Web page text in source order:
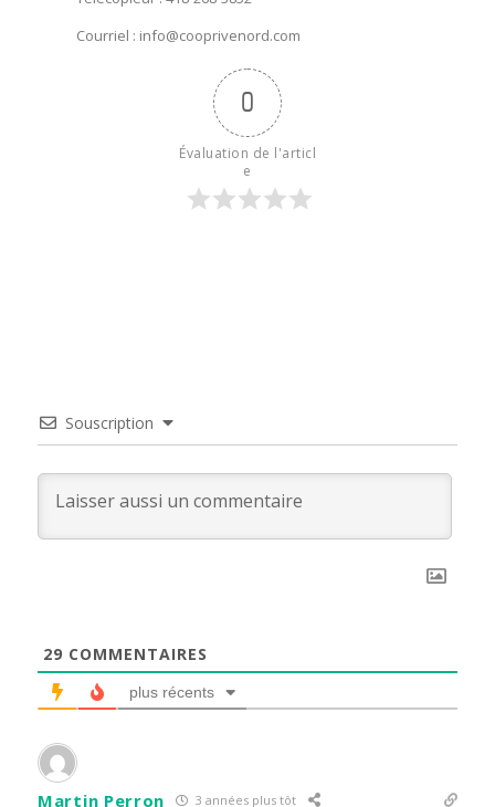
Courriel : info@cooprivenord.com
0
Évaluation de l'articl
e
Souscription
29 COMMENTAIRES
plus récents
Martin Perron 3 années plus tôt